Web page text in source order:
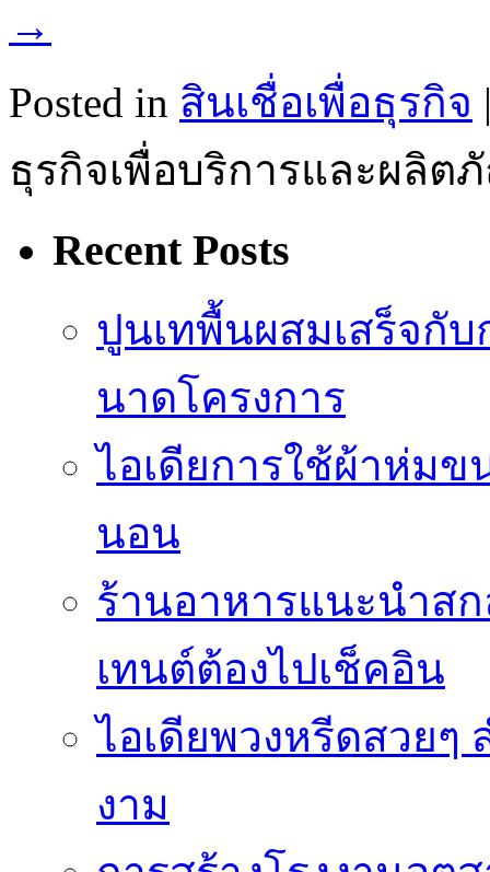
→
Posted in สินเชื่อเพื่อธุรกิจ
ธุรกิจเพื่อบริการและผลิ
Recent Posts
ปูนเทพื้นผสมเสร็จกั
นาดโครงการ
ไอเดียการใช้ผ้าห่ม
นอน
ร้านอาหารแนะนำส
เทนต์ต้องไปเช็คอิน
ไอเดียพวงหรีดสวยๆ
งาม